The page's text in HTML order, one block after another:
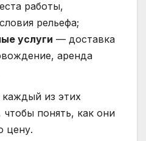
работы,
рельефа;
услуги — доставка
аренда
из этих
понять, как они
цену.